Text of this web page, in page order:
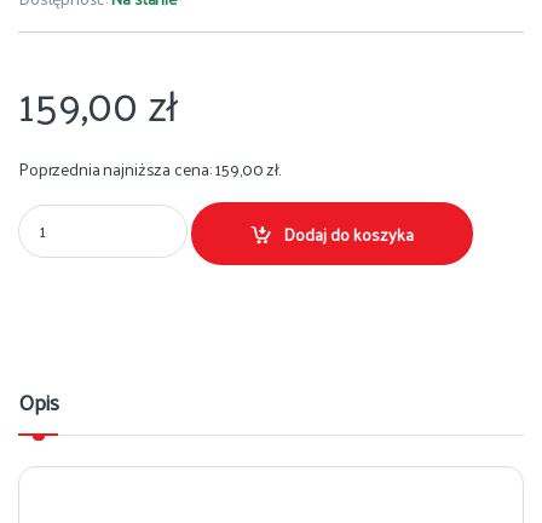
159,00zł
Poprzednia najniższa cena:159,00zł.
Komplet narzut premium 160 x 210 Na Sofę i 2 Fotele 70x160 beige Ilość
Dodaj do koszyka
Opis